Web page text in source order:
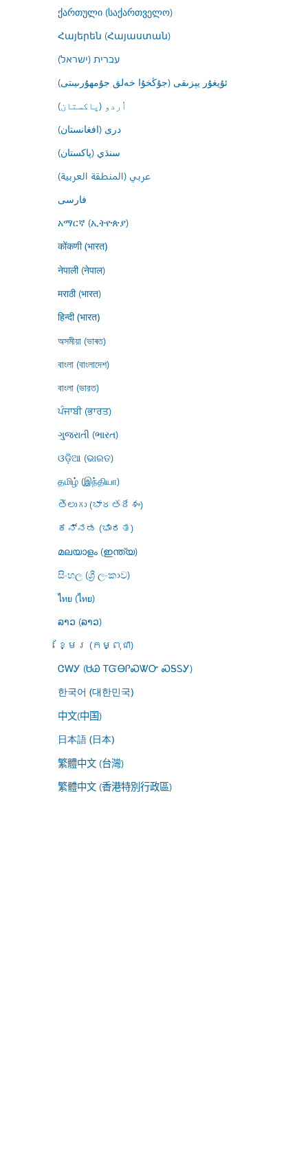
ქართული (საქართველო)
Հայերեն (Հայաստան)
עברית (ישראל)
ئۇيغۇر يېزىقى (جۇڭخۇا خەلق جۇمھۇرىيىتى)
اُردو (پاکستان)
درى (افغانستان)
سنڌي (پاکستان)
عربي (المنطقة العربية)
فارسى
አማርኛ (ኢትዮጵያ)
कोंकणी (भारत)
नेपाली (नेपाल)
मराठी (भारत)
हिन्दी (भारत)
অসমীয়া (ভাৰত)
বাংলা (বাংলাদেশ)
বাংলা (ভারত)
ਪੰਜਾਬੀ (ਭਾਰਤ)
ગુજરાતી (ભારત)
ଓଡ଼ିଆ (ଭାରତ)
தமிழ் (இந்தியா)
తెలుగు (భారతదేశం)
ಕನ್ನಡ (ಭಾರತ)
മലയാളം (ഇന്ത്യ)
සිංහල (ශ්‍රී ලංකාව)
ไทย (ไทย)
ລາວ (ລາວ)
ខ្មែរ (កម្ពុជា)
ᏣᎳᎩ (ᏌᏊ ᎢᏳᎾᎵᏍᏔᏅ ᏍᎦᏚᎩ)
한국어 (대한민국)
中文(中国)
日本語 (日本)
繁體中文 (台灣)
繁體中文 (香港特別行政區)